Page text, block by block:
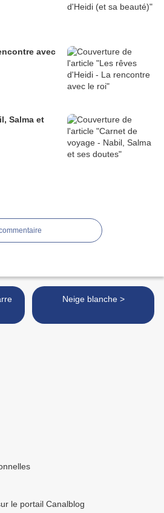
avec
Salma et
Neige blanche >
le portail Canalblog